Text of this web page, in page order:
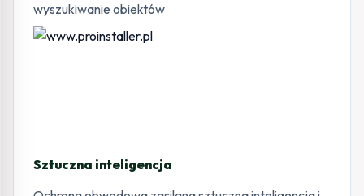
wyszukiwanie obiektów
Sztuczna inteligencja